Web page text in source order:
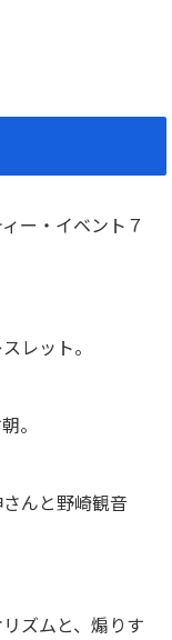
ー・イベント７
レット。
。
んと野崎観音
ズムと、煽りす